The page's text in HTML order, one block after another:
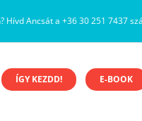
Hívd Ancsát a +36 30 251 7437
ÍGY KEZDD! E-BOOK